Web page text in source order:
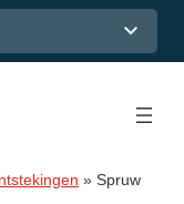
» Spruw